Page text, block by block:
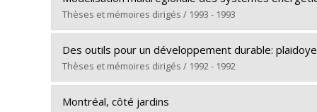
Cycle : Maîtrise
Diplôme obtenu :M. Sc. A.
Lien vers le document dans Papyrus
Thèses et mémoires dirigés / 1993 - 1993
Diplômé(e) :Waaub, Jean-Philippe
Cycle : Doctorat
Diplôme obtenu :Ph. D.
Lien vers le document dans Papyrus
Des outils pour un développement durable:
Thèses et mémoires dirigés / 1992 - 1992
Diplômé(e) :De Laet, Christian
Montréal, côté jardins